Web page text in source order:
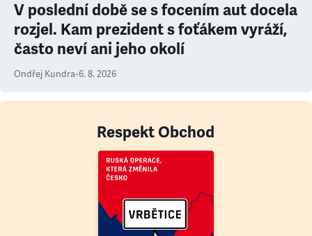
V poslední době se s focením aut docela
rozjel. Kam prezident s foťákem vyráží,
často neví ani jeho okolí
Ondřej Kundra•6. 8. 2026
Respekt Obchod